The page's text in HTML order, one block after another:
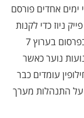
ימים אחדים פורסם
ניוז כדי לקנות
את ליבם של מצביעיה אנשי הציונות הדתית, ובפרסום בערוץ 7
נוער כאשר
עומדים כבר
על התנהלות מערך